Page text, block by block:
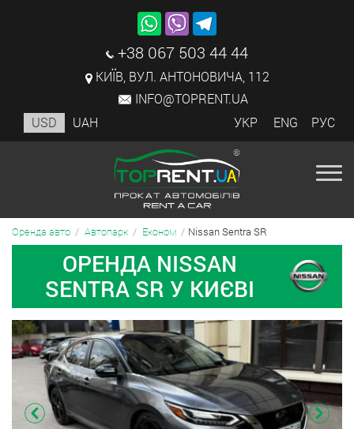
+38 067 503 44 44
КИЇВ, ВУЛ. АНТОНОВИЧА, 112
INFO@TOPRENT.UA
USD
UAH УКР ENG РУС
Оренда авто Автопарк Економ Nissan Sentra SR
ОРЕНДА NISSAN
SENTRA SR У КИЄВІ